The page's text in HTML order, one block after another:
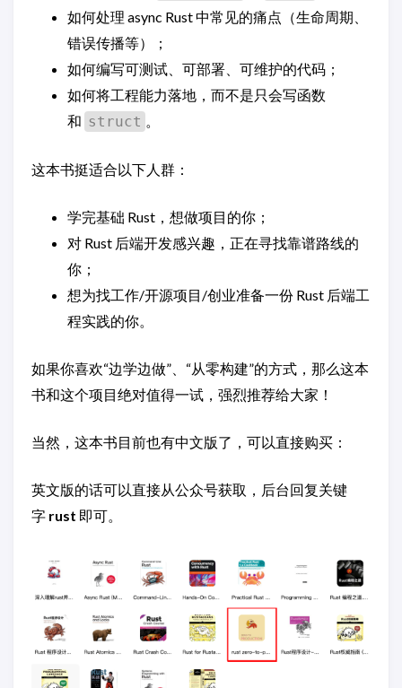
如何处理 async Rust 中常见的痛点（生命周期、
错误传播等）；
如何编写可测试、可部署、可维护的代码；
如何将工程能力落地，而不是只会写函数
和 struct 。
这本书挺适合以下人群：
学完基础 Rust，想做项目的你；
对 Rust 后端开发感兴趣，正在寻找靠谱路线的
你；
想为找工作/开源项目/创业准备一份 Rust 后端工
程实践的你。
如果你喜欢“边学边做”、“从零构建”的方式，那么这本
书和这个项目绝对值得一试，强烈推荐给大家！
当然，这本书目前也有中文版了，可以直接购买：
英文版的话可以直接从公众号获取，后台回复关键
字 rust 即可。